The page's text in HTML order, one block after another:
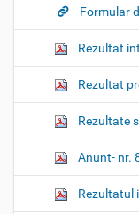
Formular
Rezultat
Rezultat
Rezultate
Anunt- nr.
Rezultatul